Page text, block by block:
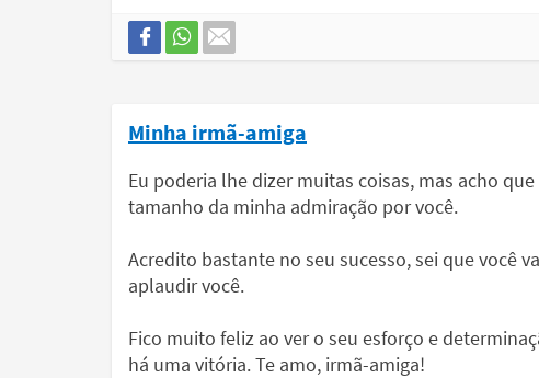
Minha irmã-amiga
Eu poderia lhe dizer muitas coisas, mas acho
tamanho da minha admiração por você.
Acredito bastante no seu sucesso, sei que você
aplaudir você.
Fico muito feliz ao ver o seu esforço e
há uma vitória. Te amo, irmã-amiga!